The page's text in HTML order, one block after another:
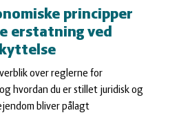
principper
erstatning ved
over reglerne for
hvordan du er stillet juridisk og
bliver pålagt